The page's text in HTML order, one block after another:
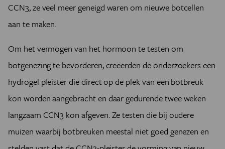
CCN3, ze veel meer geneigd waren om nieuwe botcellen
aan te maken.
Om het vermogen van het hormoon te testen om
botgenezing te bevorderen, creëerden de onderzoekers een
hydrogel pleister die direct op de plek van een botbreuk
kon worden aangebracht en daar gedurende twee weken
langzaam CCN3 kon afgeven. Ze testen die bij oudere
muizen waarbij botbreuken meestal niet goed genezen en